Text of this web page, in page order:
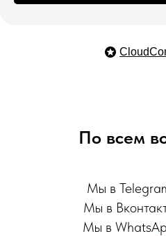
По всем
Мы в
Мы в
Мы в